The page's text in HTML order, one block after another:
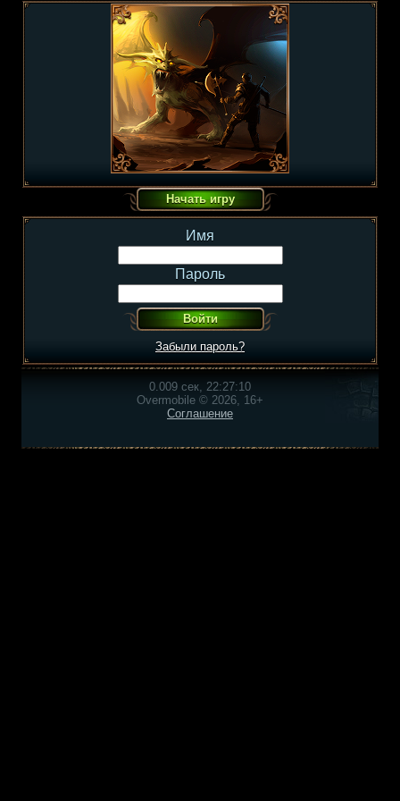
Имя
Пароль
Забыли пароль?
0.009 сек, 22:27:10
Overmobile © 2026, 16+
Соглашение